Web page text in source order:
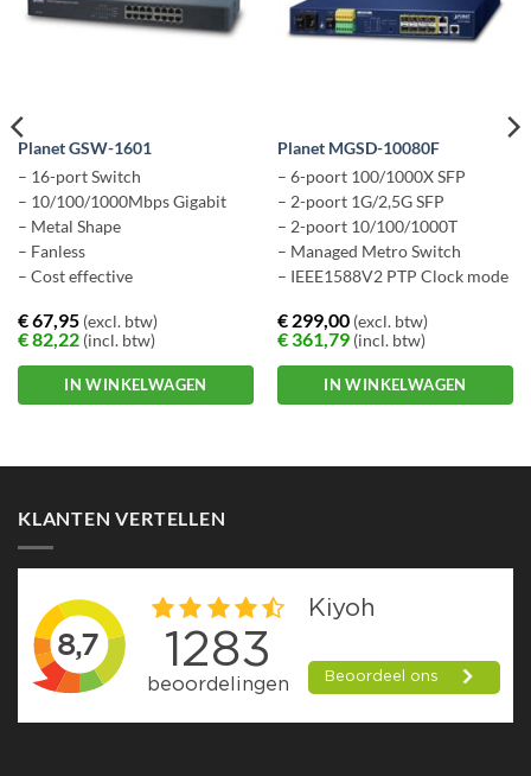
Planet GSW-1601
– 16-port Switch
– 10/100/1000Mbps Gigabit
– Metal Shape
– Fanless
– Cost effective
€67,95(excl. btw)
€82,22(incl. btw)
IN WINKELWAGEN
Planet MGSD-10080F
– 6-poort 100/1000X SFP
– 2-poort 1G/2,5G SFP
– 2-poort 10/100/1000T
– Managed Metro Switch
– IEEE1588V2 PTP Clock mode
€299,00(excl. btw)
€361,79(incl. btw)
IN WINKELWAGEN
KLANTEN VERTELLEN